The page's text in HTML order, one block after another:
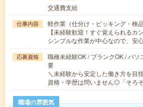
交通費支給
仕事内容
軽作業（仕分け・ピッキング・検
【未経験歓迎！すぐ覚えられるカ
シンプルな作業が中心なので、安
応募資格
職種未経験OK / ブランクOK / パソ
要
＼未経験から安定した働き方を目
資格・学歴は問いません◎「そろ
職場の雰囲気